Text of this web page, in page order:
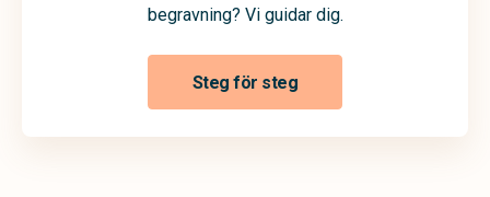
begravning? Vi guidar dig.
Steg för steg